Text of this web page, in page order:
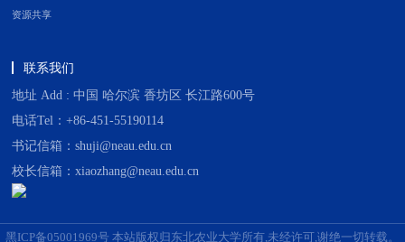
资源共享
联系我们
地址 Add : 中国 哈尔滨 香坊区 长江路600号
电话Tel：+86-451-55190114
书记信箱：shuji@neau.edu.cn
校长信箱：xiaozhang@neau.edu.cn
黑ICP备05001969号 本站版权归东北农业大学所有,未经许可,谢绝一切转载。